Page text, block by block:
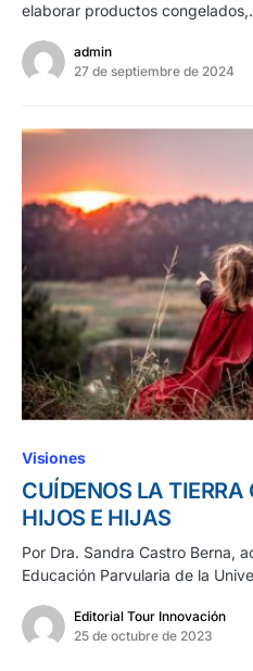
elaborar productos
admin
27 de septiembre de 2024
Visiones
CUÍDENOS LA TIERRA
HIJOS E HIJAS
Por Dra. Sandra Castro Berna,
Educación Parvularia de la
Editorial Tour Innovación
25 de octubre de 2023